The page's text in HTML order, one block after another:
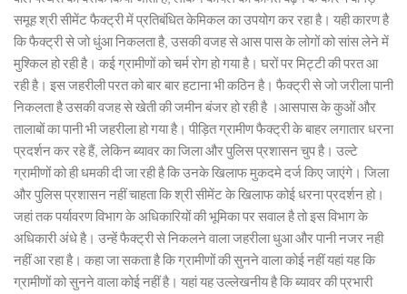
समूह श्री सीमेंट फैक्ट्री में प्रतिबंधित केमिकल का उपयोग कर रहा है। यही कारण है
कि फैक्ट्री से जो धुंआ निकलता है, उसकी वजह से आस पास के लोगों को सांस लेने में
मुश्किल हो रही है। कई ग्रामीणों को चर्म रोग हो गया है। घरों पर मिट्टी की परत आ
रही है। इस जहरीली परत को बार बार हटाना भी कठिन है। फैक्ट्री से जो जरीला पानी
निकलता है उसकी वजह से खेती की जमीन बंजर हो रही है ।आसपास के कुओं और
तालाबों का पानी भी जहरीला हो गया है। पीड़ित ग्रामीण फैक्ट्री के बाहर लगातार धरना
प्रदर्शन कर रहे हैं, लेकिन ब्यावर का जिला और पुलिस प्रशासन चुप है। उल्टे
ग्रामीणों को ही धमकी दी जा रही है कि उनके खिलाफ मुकदमे दर्ज किए जाएंगे। जिला
और पुलिस प्रशासन नहीं चाहता कि श्री सीमेंट के खिलाफ कोई धरना प्रदर्शन हो।
जहां तक पर्यावरण विभाग के अधिकारियों की भूमिका पर सवाल है तो इस विभाग के
अधिकारी अंधे है। उन्हें फैक्ट्री से निकलने वाला जहरीला धुआ और पानी नजर नही
नहीं आ रहा है। कहा जा सकता है कि ग्रामीणों की सुनने वाला कोई नहीं यहां यह कि
ग्रामीणों को सुनने वाला कोई नहीं है। यहां यह उल्लेखनीय है कि ब्यावर की प्रभारी